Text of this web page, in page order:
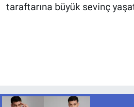
taraftarına büyük sevinç